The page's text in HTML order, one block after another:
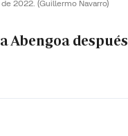
de 2022. (Guillermo Navarro)
Abengoa después